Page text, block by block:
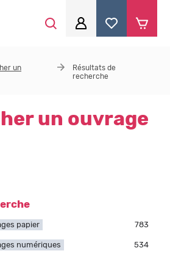
me connecte
ou identifiant oublié
un
Résultats de
recherche
un ouvrage
papier 783
papier filter
numériques 534
numériques filter